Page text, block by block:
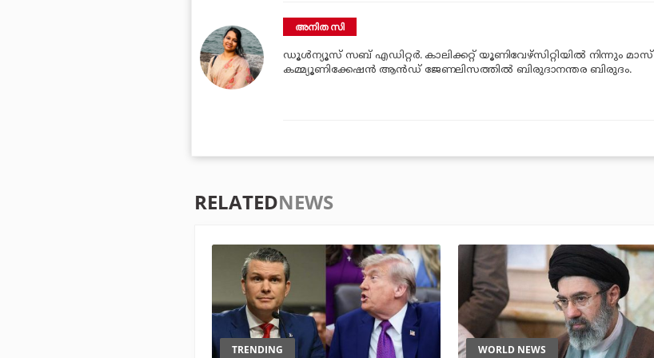
അനിത സി
ഡൂള്‍ന്യൂസ് സബ് എഡിറ്റര്‍. കാലിക്കറ്റ് യൂണിവേഴ്‌സിറ്റിയില്‍ നിന്നും മാസ്
കമ്മ്യൂണിക്കേഷന്‍ ആന്‍ഡ് ജേണലിസത്തില്‍ ബിരുദാനന്തര ബിരുദം.
RELATEDNEWS
TRENDING WORLD NEWS